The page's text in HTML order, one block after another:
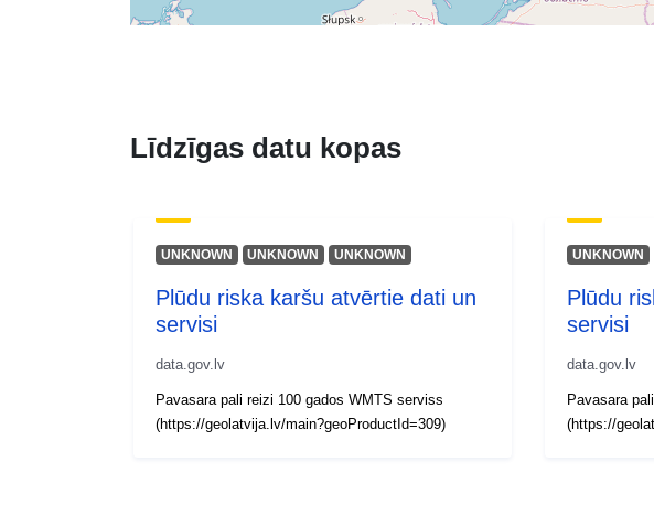
Līdzīgas datu kopas
UNKNOWN UNKNOWN UNKNOWN
Plūdu riska karšu atvērtie dati un
servisi
data.gov.lv
Pavasara pali reizi 100 gados WMTS serviss
(https://geolatvija.lv/main?geoProductId=309)
UNKNOWN
Plūdu
servisi
data.gov.lv
Pavasara
(https://